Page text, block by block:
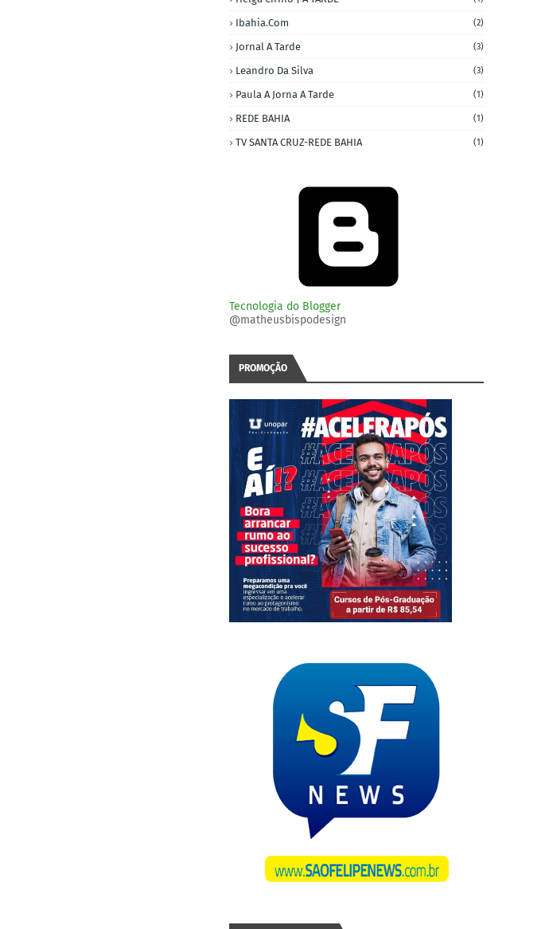
Ibahia.com (2)
Jornal A Tarde (3)
Leandro Da Silva (3)
Paula A Jorna A Tarde (1)
REDE BAHIA (1)
TV SANTA CRUZ-REDE BAHIA (1)
Tecnologia do Blogger
@matheusbispodesign
PROMOÇÃO